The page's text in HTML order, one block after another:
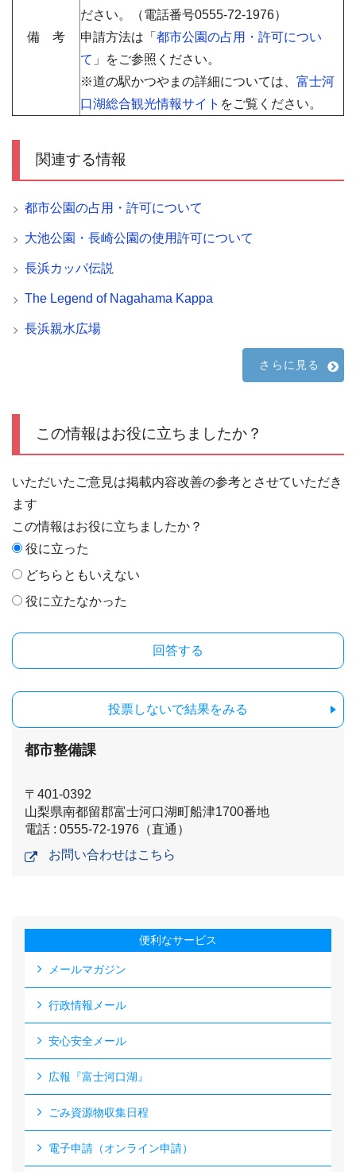
備 考
ださい。（電話番号0555-72-1976）
申請方法は「 都市公園の占用・許可につい
て 」をご参照ください。
※道の駅かつやまの詳細については、 富士河
口湖総合観光情報サイト をご覧ください。
関連する情報
都市公園の占用・許可について
大池公園・長崎公園の使用許可について
長浜カッパ伝説
The Legend of Nagahama Kappa
長浜親水広場
さらに見る
この情報はお役に立ちましたか？
いただいたご意見は掲載内容改善の参考とさせていただき
ます
この情報はお役に立ちましたか？
役に立った
どちらともいえない
役に立たなかった
投票しないで結果をみる
都市整備課
〒401-0392
山梨県南都留郡富士河口湖町船津1700番地
電話 : 0555-72-1976（直通）
お問い合わせはこちら
便利なサービス
メールマガジン
行政情報メール
安心安全メール
広報『富士河口湖』
ごみ資源物収集日程
電子申請（オンライン申請）